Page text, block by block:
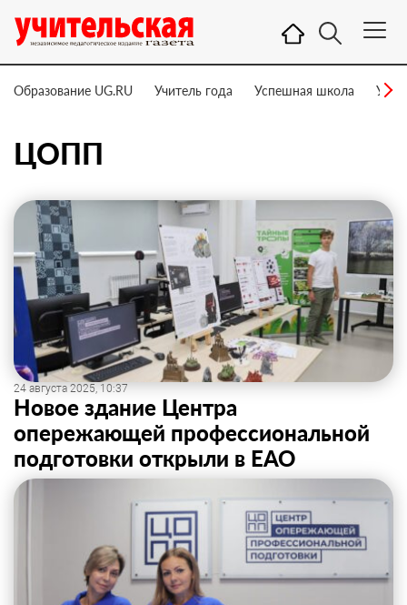
Образование UG.RU Учитель года Успешная школа
ЦОПП
24 августа 2025, 10:37
Новое здание Центра
опережающей профессиональной
подготовки открыли в ЕАО